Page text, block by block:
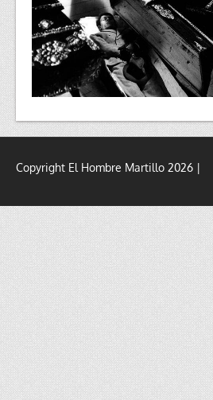
Copyright El Hombre Martillo 2026 |